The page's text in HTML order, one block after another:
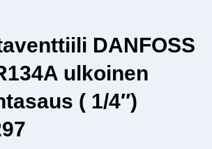
DANFOSS
ulkoinen
( 1/4″)